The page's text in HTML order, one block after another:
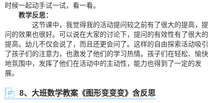
时候一起动手试一试，看一看。
教学反思：
这节课中，我觉得我的活动提问较之前有了很大的提高，提
问的效果也很好。可以说在大家的讨论下，提问的有效性有了很大的
提高。幼儿不仅会说了，而且还更会问了。这样的自由探索活动吸引
了孩子们的注意力，也激发了他们的学习热情。孩子们在轻松、愉快
地氛围中，发挥了他们在活动中的主动性，能力也得到了一定的发
展。
8、大班数学教案《图形变变变》含反思